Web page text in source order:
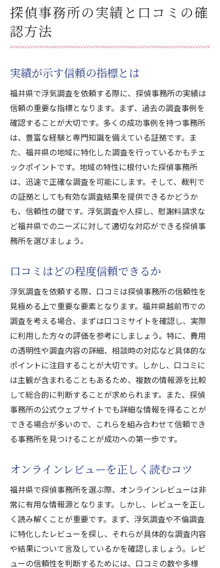
探偵事務所の実績と口コミの確
認方法
実績が示す信頼の指標とは
福井県で浮気調査を依頼する際に、探偵事務所の実績は
信頼の重要な指標となります。まず、過去の調査事例を
確認することが大切です。多くの成功事例を持つ事務所
は、豊富な経験と専門知識を備えている証拠です。ま
た、福井県の地域に特化した調査を行っているかもチェ
ックポイントです。地域の特性に根付いた探偵事務所
は、迅速で正確な調査を可能にします。そして、裁判で
の証拠としても有効な調査結果を提供できるかどうか
も、信頼性の鍵です。浮気調査や人探し、慰謝料請求な
ど福井県でのニーズに対して適切な対応ができる探偵事
務所を選びましょう。
口コミはどの程度信頼できるか
浮気調査を依頼する際、口コミは探偵事務所の信頼性を
見極める上で重要な要素となります。福井県越前市での
調査を考える場合、まずは口コミサイトを確認し、実際
に利用した方々の評価を参考にしましょう。特に、費用
の透明性や調査内容の詳細、相談時の対応など具体的な
ポイントに注目することが大切です。しかし、口コミに
は主観が含まれることもあるため、複数の情報源を比較
して総合的に判断することが求められます。また、探偵
事務所の公式ウェブサイトでも詳細な情報を得ることが
できる場合が多いので、これらを組み合わせて信頼でき
る事務所を見つけることが成功への第一歩です。
オンラインレビューを正しく読むコツ
福井県で探偵事務所を選ぶ際、オンラインレビューは非
常に有用な情報源となります。しかし、レビューを正し
く読み解くことが重要です。まず、浮気調査や不倫調査
に特化したレビューを探し、それらが具体的な調査内容
や結果について言及しているかを確認しましょう。レビ
ューの信頼性を判断するためには、口コミの数や多様